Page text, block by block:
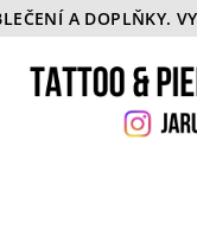
A DOPLŇKY.